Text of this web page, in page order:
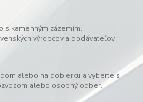
s kamenným zázemím.
výrobcov a dodávateľov.
alebo na dobierku a vyberte si
alebo osobný odber.